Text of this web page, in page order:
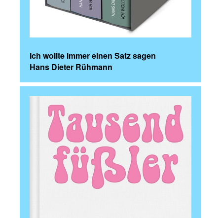
Ich wollte immer einen Satz sagen
Hans Dieter Rühmann